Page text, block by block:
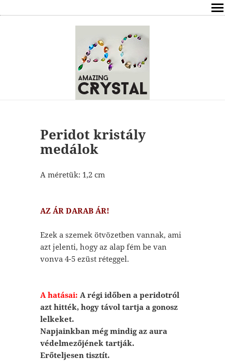
ÍRÁSOK
ÁSVÁNYOK HATÁSAI
ELÉRHETŐSÉG
ONLINE GYÓGYÍTÁS,TANÁCSADÁS
FREE
Peridot kristály
medálok
A méretük: 1,2 cm
AZ ÁR DARAB ÁR!
Ezek a szemek ötvözetben vannak, ami
azt jelenti, hogy az alap fém be van
vonva 4-5 ezüst réteggel.
A hatásai: A régi időben a peridotról
azt hitték, hogy távol tartja a gonosz
lelkeket.
Napjainkban még mindig az aura
védelmezőjének tartják.
Erőteljesen tisztít.